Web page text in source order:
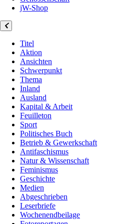
jW-Shop
Titel
Aktion
Ansichten
Schwerpunkt
Thema
Inland
Ausland
Kapital & Arbeit
Feuilleton
Sport
Politisches Buch
Betrieb & Gewerkschaft
Antifaschismus
Natur & Wissenschaft
Feminismus
Geschichte
Medien
Abgeschrieben
Leserbriefe
Wochenendbeilage